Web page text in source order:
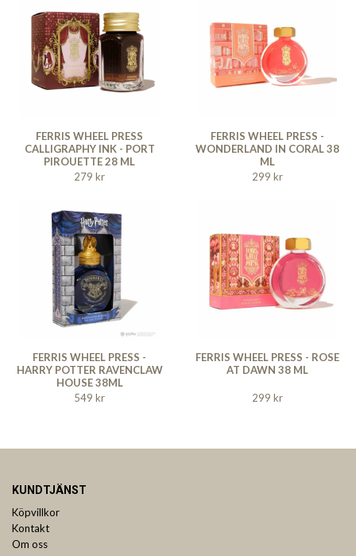
FERRIS WHEEL PRESS
CALLIGRAPHY INK - PORT
PIROUETTE 28 ML
279 kr
FERRIS WHEEL PRESS -
WONDERLAND IN CORAL 38
ML
299 kr
FERRIS WHEEL PRESS -
HARRY POTTER RAVENCLAW
HOUSE 38ML
549 kr
FERRIS WHEEL PRESS - ROSE
AT DAWN 38 ML
299 kr
KUNDTJÄNST
Köpvillkor
Kontakt
Om oss